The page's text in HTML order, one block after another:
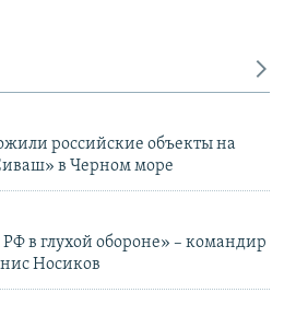
российские объекты на
в Черном море
в глухой обороне» – командир
Носиков